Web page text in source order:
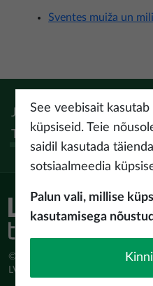
Sventes muiža un
Jälgi:InstagramFacebook
Tiktok
© Latvijas Investīciju un attīstības
LV-1442 www.liaa.gov.lv
See veebisait
küpsiseid. Teie
saidil kasutada
sotsiaalmeedia
Palun vali, millise
kasutamisega